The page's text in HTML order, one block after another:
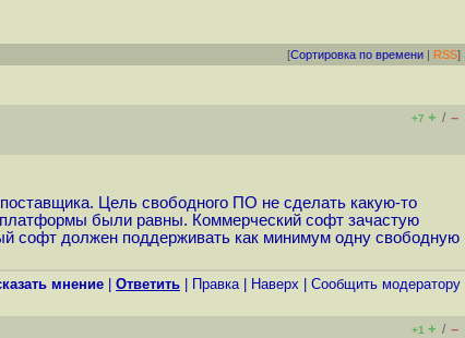
[Сортировка по времени | RSS]
+7 + / –
Цель свободного ПО не сделать какую-то
были равны. Коммерческий софт зачастую
софт должен поддерживать как минимум одну свободную
мнение Ответить Правка| Наверх Cообщить модератору
+1 + / –